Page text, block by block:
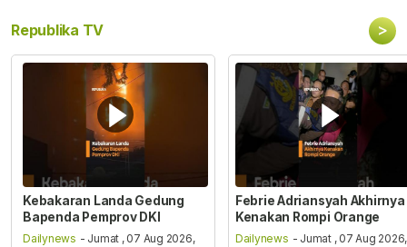
Republika TV >
Kebakaran Landa Gedung
Bapenda Pemprov DKI
Dailynews - Jumat , 07 Aug 2026,
Febrie Adriansyah Akhirnya
Kenakan Rompi Orange
Dailynews - Jumat , 07 Aug 2026,